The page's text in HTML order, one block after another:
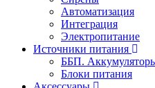
Автоматизация
Интеграция
Электропитание
Источники питания
ББП.
Блоки питания